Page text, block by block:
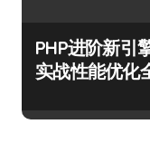
PHP进阶新引
实战性能优化